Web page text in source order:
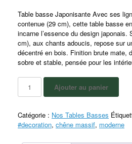
Table basse Japonisante Avec ses
contenue (29 cm), cette table basse
incarne l’essence du design japonais.
cm), aux chants adoucis, repose sur
décentré en bois. Finition brute mate,
sobre et stable, pensée pour les
Ajouter au panier
Catégorie : Nos Tables Basses
#decoration, chêne massif, moderne